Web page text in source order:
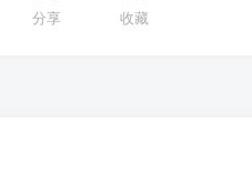
分享 收藏